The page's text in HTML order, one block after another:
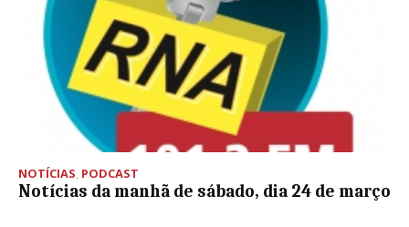
NOTÍCIAS, PODCAST
Notícias da manhã de sábado, dia 24 de março